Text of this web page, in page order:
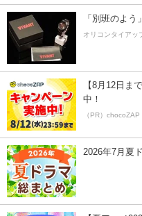
「別班のよ
オリコンタイアッ
【8月12日ま
中！
（PR）chocoZAP
2026年7月夏